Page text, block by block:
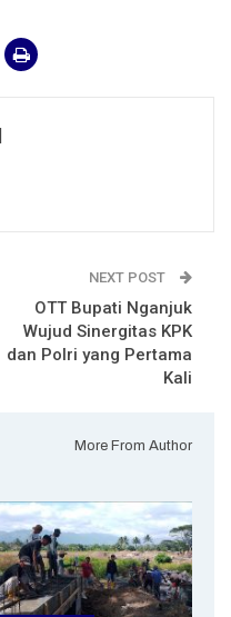
NEXT POST
OTT Bupati Nganjuk
Wujud Sinergitas KPK
dan Polri yang Pertama
Kali
More From Author